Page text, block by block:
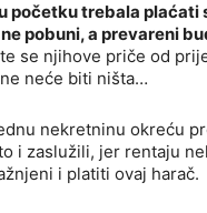
početku trebala plaćati
pobuni, a prevareni
se njihove priče od
neće biti ništa…
nekretninu okreću
i zaslužili, jer rentaju
i platiti ovaj harač.